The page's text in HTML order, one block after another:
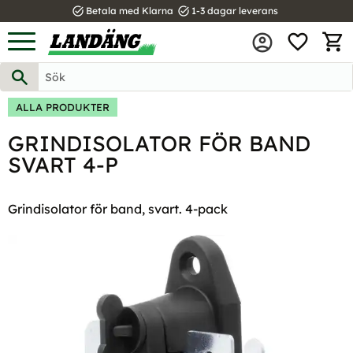
Meny
task_alt Betala med Klarna task_alt 1-3 dagar leverans
ALLA PRODUKTER
GRINDISOLATOR FÖR BAND
SVART 4-P
Grindisolator för band, svart. 4-pack